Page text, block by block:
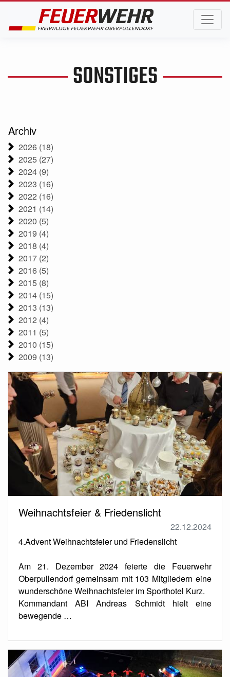
SONSTIGES
Weihnachtsfeier & Friedenslicht
22.12.2024
4.Advent Weihnachtsfeier und Friedenslicht
Am 21. Dezember 2024 feierte die Feuerwehr
Oberpullendorf gemeinsam mit 103 Mitgliedern eine
wunderschöne Weihnachtsfeier im Sporthotel Kurz.
Kommandant ABI Andreas Schmidt hielt eine
bewegende …
Archiv
2026 (18)
2025 (27)
2024 (9)
2023 (16)
2022 (16)
2021 (14)
2020 (5)
2019 (4)
2018 (4)
2017 (2)
2016 (5)
2015 (8)
2014 (15)
2013 (13)
2012 (4)
2011 (5)
2010 (15)
2009 (13)